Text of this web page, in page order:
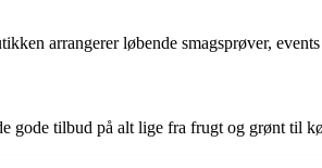
arrangerer løbende smagsprøver,
tilbud på alt lige fra frugt og grønt til